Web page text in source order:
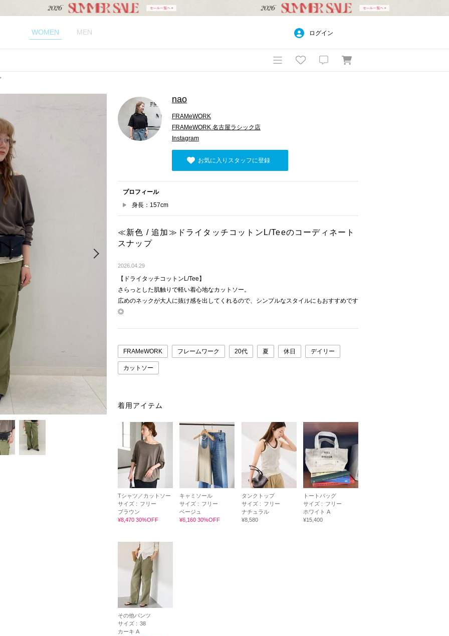
WOMEN MEN ログイン
Next
nao
FRAMeWORK
FRAMeWORK 名古屋ラシック店
Instagram
お気に入りスタッフに登録
プロフィール
身長：157cm
≪新色 / 追加≫ドライタッチコットンL/Teeのコーディネート
スナップ
2026.04.29
【ドライタッチコットンL/Tee】
さらっとした肌触りで軽い着心地なカットソー。
広めのネックが大人に抜け感を出してくれるので、シンプルなスタイルにもおすすめです
◎
FRAMeWORK フレームワーク 20代 夏 休日 デイリー
カットソー
着用アイテム
Tシャツ／カットソー
サイズ : フリー
ブラウン
¥8,470 30%OFF
キャミソール
サイズ : フリー
ベージュ
¥6,160 30%OFF
タンクトップ
サイズ : フリー
ナチュラル
¥8,580
トートバッグ
サイズ : フリー
ホワイト A
¥15,400
その他パンツ
サイズ : 38
カーキ A